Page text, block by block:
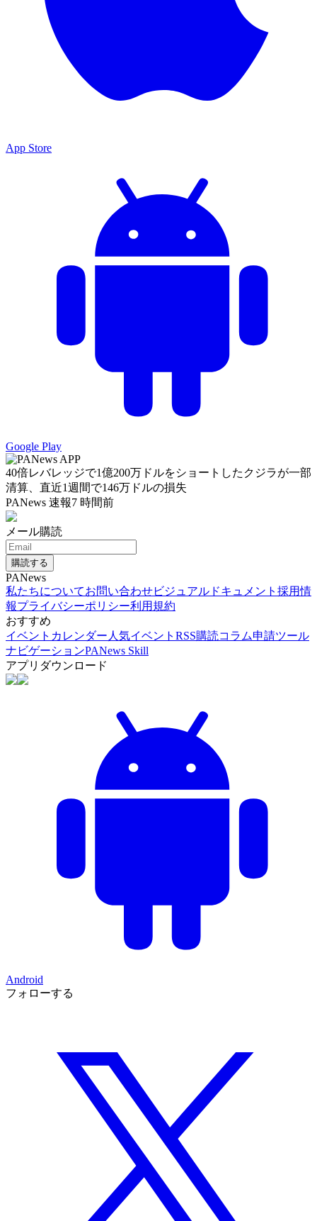
App Store
Google Play
40倍レバレッジで1億200万ドルをショートしたクジラが一部
清算、直近1週間で146万ドルの損失
PANews 速報7 時間前
メール購読
購読する
PANews
私たちについてお問い合わせビジュアルドキュメント 採用情
報プライバシーポリシー利用規約
おすすめ
イベントカレンダー 人気イベント RSS購読コラム申請ツール
ナビゲーションPANews Skill
アプリダウンロード
Android
フォローする